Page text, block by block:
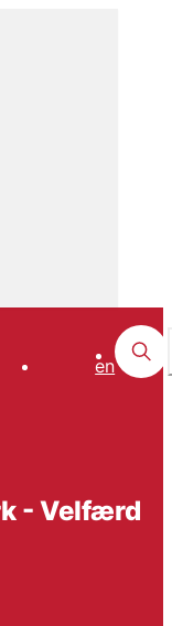
en
- Velfærd